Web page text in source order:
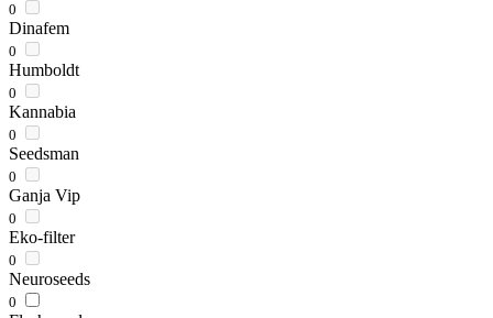
0
Dinafem
0
Humboldt
0
Kannabia
0
Seedsman
0
Ganja Vip
0
Eko-filter
0
Neuroseeds
0